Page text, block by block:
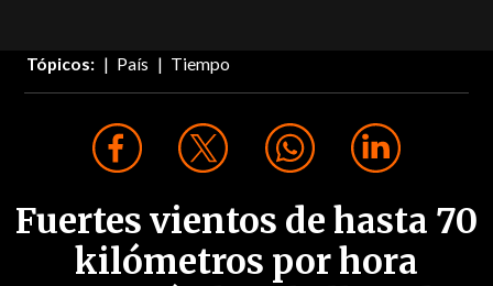
Tópicos: País Tiempo
Fuertes vientos de hasta 70
kilómetros por hora